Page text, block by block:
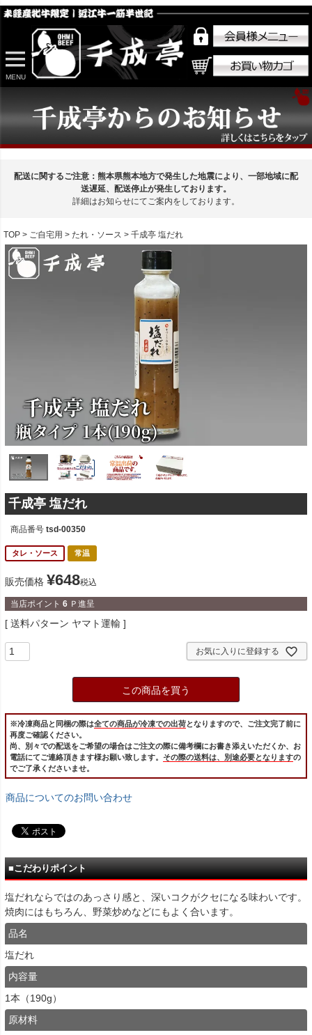
MENU
配送に関するご注意：熊本県熊本地方で発生した地震により、一部地域に配
送遅延、配送停止が発生しております。
詳細はお知らせにてご案内をしております。
TOP ご自宅用 たれ・ソース 千成亭 塩だれ
千成亭 塩だれ
商品番号 tsd-00350
タレ・ソース 常温
販売価格 ¥648税込
当店ポイント 6 Ｐ進呈
送料パターン ヤマト運輸
お気に入りに登録する
この商品を買う
※冷凍商品と同梱の際は全ての商品が冷凍での出荷となりますので、ご注文完了前に
再度ご確認ください。
尚、別々での配送をご希望の場合はご注文の際に備考欄にお書き添えいただくか、お
電話にてご連絡頂きます様お願い致します。 その際の送料は、別途必要となりますの
でご了承くださいませ。
商品についてのお問い合わせ
■こだわりポイント
塩だれならではのあっさり感と、深いコクがクセになる味わいです。
焼肉にはもちろん、野菜炒めなどにもよく合います。
品名
塩だれ
内容量
1本（190g）
原材料